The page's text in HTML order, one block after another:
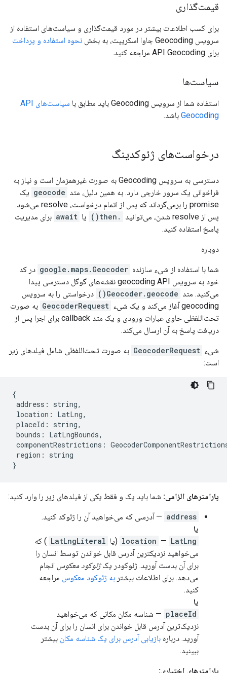
قیمت‌گذاری
برای کسب اطلاعات بیشتر در مورد قیمت‌گذاری و سیاست‌های استفاده از
سرویس Geocoding جاوا اسکریپت، به بخش
نحوه استفاده و پرداخت
برای API Geocoding مراجعه کنید.
سیاست‌ها
استفاده شما از سرویس Geocoding باید مطابق با
سیاست‌های API
Geocoding باشد.
درخواست‌های ژئوکدینگ
دسترسی به سرویس Geocoding به صورت غیرهمزمان است و نیاز به
فراخوانی یک سرور خارجی دارد. به همین دلیل، متد geocode یک
promise را برمی‌گرداند که پس از اتمام درخواست، resolve می‌شود.
پس از resolve شدن، می‌توانید
.then() یا await برای مدیریت
پاسخ استفاده کنید.
دوباره
شما با استفاده از شیء سازنده google.maps.Geocoder در کد
خود به سرویس geocoding API نقشه‌های گوگل دسترسی پیدا
می‌کنید. متد Geocoder.geocode()
درخواستی را به سرویس
geocoding آغاز می‌کند و یک شیء
GeocoderRequest به صورت
تحت‌اللفظی حاوی عبارات ورودی و یک متد callback برای اجرا پس از
دریافت پاسخ به آن ارسال می‌کند.
شیء GeocoderRequest به صورت تحت‌اللفظی شامل فیلدهای زیر
است:
{
address : string,
location : LatLng,
placeId : string,
bounds : LatLngBounds,
componentRestrictions :
region :
string
}
پارامترهای الزامی: شما باید یک و فقط یکی از فیلدهای زیر را وارد کنید:
address — آدرسی که می‌خواهید آن را ژئوکد کنید.
یا
location — LatLng (یا LatLngLiteral ) که
می‌خواهید نزدیکترین آدرس قابل خواندن توسط انسان را
برای آن بدست آورید. ژئوکودر یکژئوکود معکوس انجام
می‌دهد. برای اطلاعات بیشتر به ژئوکود معکوس مراجعه
کنید.
یا
placeId — شناسه مکان مکانی که می‌خواهید
نزدیک‌ترین آدرس قابل خواندن برای انسان را برای آن بدست
آورید. درباره بازیابی آدرس برای یک شناسه مکان بیشتر
ببینید.
پارامترهای اختیاری: